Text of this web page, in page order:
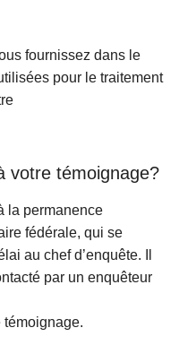
fournissez dans le
pour le traitement
votre témoignage?
la permanence
fédérale, qui se
au chef d’enquête. Il
par un enquêteur
témoignage.